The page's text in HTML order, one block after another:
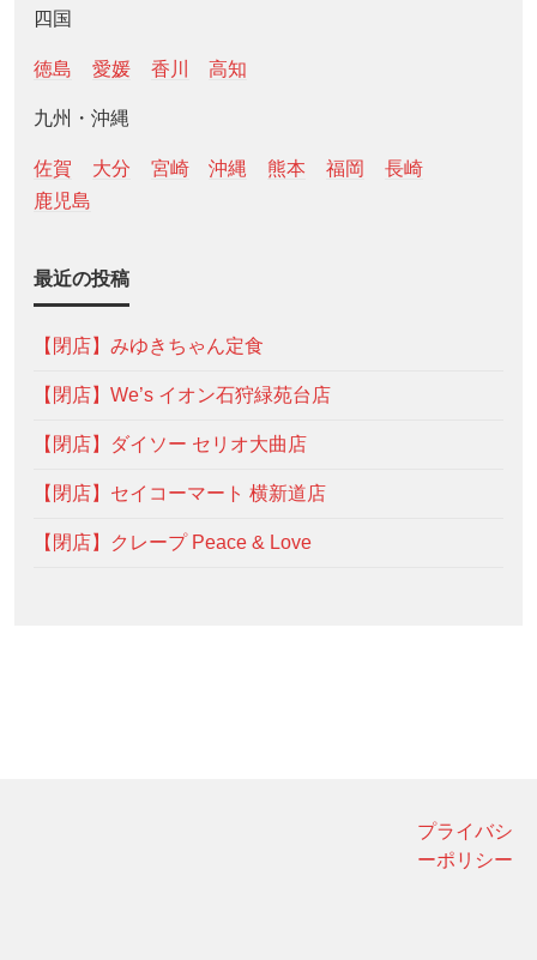
四国
徳島 愛媛 香川 高知
九州・沖縄
佐賀 大分 宮崎 沖縄 熊本 福岡
長崎
鹿児島
最近の投稿
【閉店】みゆきちゃん定食
【閉店】We’s イオン石狩緑苑台店
【閉店】ダイソー セリオ大曲店
【閉店】セイコーマート 横新道店
【閉店】クレープ Peace & Love
プライバシ
ーポリシー